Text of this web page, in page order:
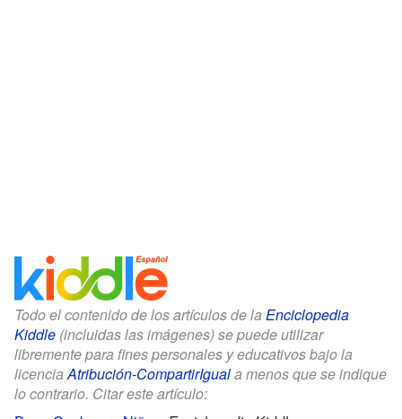
Todo el contenido de los artículos de la Enciclopedia
Kiddle (incluidas las imágenes) se puede utilizar
libremente para fines personales y educativos bajo la
licenciaAtribución-CompartirIguala menos que se indique
lo contrario. Citar este artículo: